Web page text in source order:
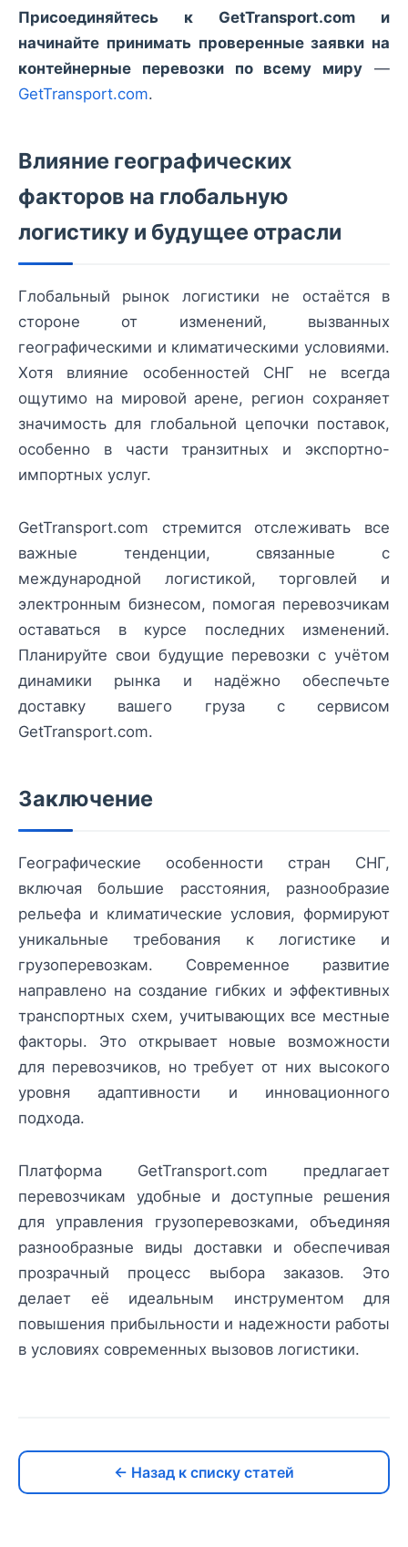
Присоединяйтесь к GetTransport.com и
начинайте принимать проверенные заявки на
контейнерные перевозки по всему миру —
GetTransport.com.
Влияние географических
факторов на глобальную
логистику и будущее отрасли
Глобальный рынок логистики не остаётся в
стороне от изменений, вызванных
географическими и климатическими условиями.
Хотя влияние особенностей СНГ не всегда
ощутимо на мировой арене, регион сохраняет
значимость для глобальной цепочки поставок,
особенно в части транзитных и экспортно-
импортных услуг.
GetTransport.com стремится отслеживать все
важные тенденции, связанные с
международной логистикой, торговлей и
электронным бизнесом, помогая перевозчикам
оставаться в курсе последних изменений.
Планируйте свои будущие перевозки с учётом
динамики рынка и надёжно обеспечьте
доставку вашего груза с сервисом
GetTransport.com.
Заключение
Географические особенности стран СНГ,
включая большие расстояния, разнообразие
рельефа и климатические условия, формируют
уникальные требования к логистике и
грузоперевозкам. Современное развитие
направлено на создание гибких и эффективных
транспортных схем, учитывающих все местные
факторы. Это открывает новые возможности
для перевозчиков, но требует от них высокого
уровня адаптивности и инновационного
подхода.
Платформа GetTransport.com предлагает
перевозчикам удобные и доступные решения
для управления грузоперевозками, объединяя
разнообразные виды доставки и обеспечивая
прозрачный процесс выбора заказов. Это
делает её идеальным инструментом для
повышения прибыльности и надежности работы
в условиях современных вызовов логистики.
← Назад к списку статей